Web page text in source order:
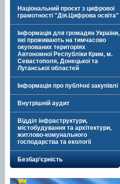
Національний проєкт з цифрової
грамотності "Дія.Цифрова освіта"
Інформація для громадян України,
які проживають на тимчасово
окупованих територіях
Автономної Республіки Крим, м.
Севастополя, Донецької та
Луганської областей
Інформація про публічні закупівлі
Внутрішній аудит
Відділ інфраструктури,
містобудування та архітектури,
житлово-комунального
господарства та екології
Безбар’єрність